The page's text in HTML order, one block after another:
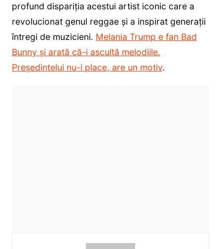
profund dispariția acestui artist iconic care a
revolucionat genul reggae și a inspirat generații
întregi de muzicieni. Melania Trump e fan Bad
Bunny și arată că-i ascultă melodiile.
Președintelui nu-i place, are un motiv.